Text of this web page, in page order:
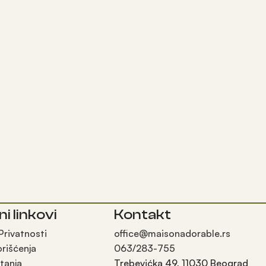
linkovi Kontakt
office@maisonadorable.rs
063/283-755
Trebevićka 49, 11030 Beograd